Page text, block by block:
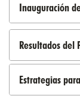
Inauguración
Resultados del
Estrategias